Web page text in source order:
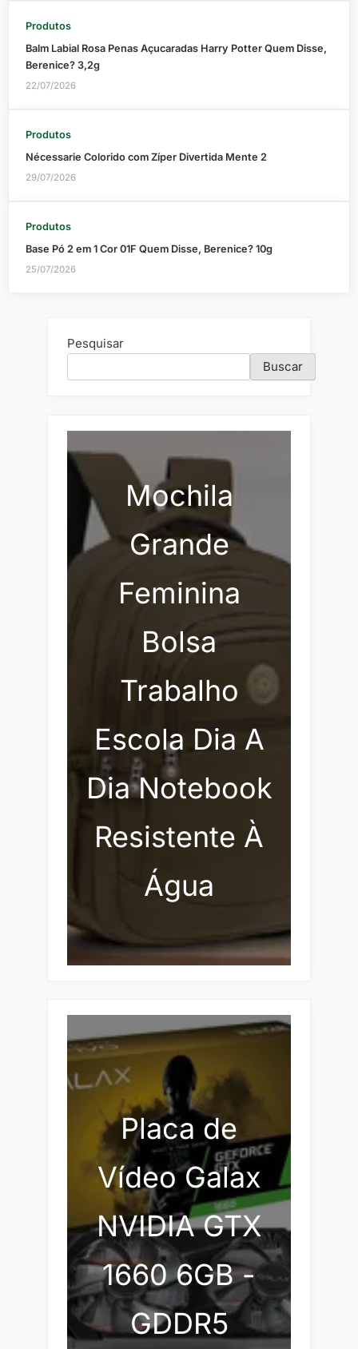
Produtos
Balm Labial Rosa Penas Açucaradas Harry Potter Quem Disse,
Berenice? 3,2g
22/07/2026
Produtos
Nécessarie Colorido com Zíper Divertida Mente 2
29/07/2026
Produtos
Base Pó 2 em 1 Cor 01F Quem Disse, Berenice? 10g
25/07/2026
Pesquisar
Buscar
Mochila
Grande
Feminina
Bolsa
Trabalho
Escola Dia A
Dia Notebook
Resistente À
Água
Placa de
Vídeo Galax
NVIDIA GTX
1660 6GB -
GDDR5